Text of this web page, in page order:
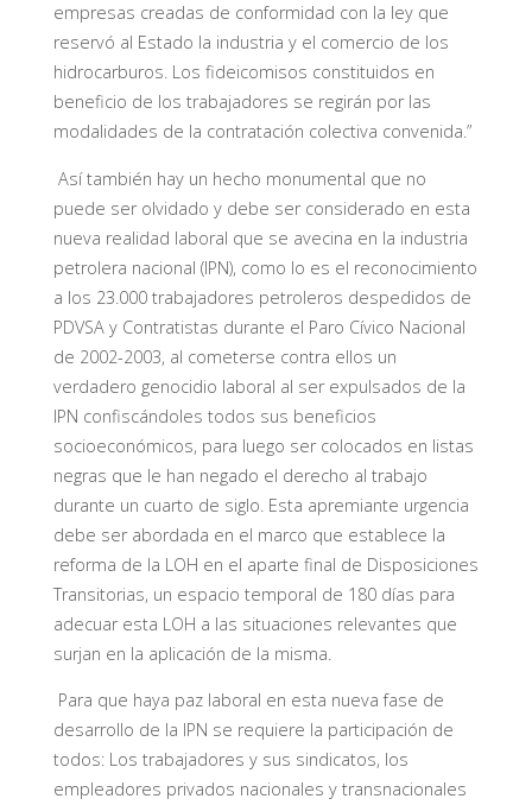
empresas creadas de conformidad con la ley que
reservó al Estado la industria y el comercio de los
hidrocarburos. Los fideicomisos constituidos en
beneficio de los trabajadores se regirán por las
modalidades de la contratación colectiva convenida.”
Así también hay un hecho monumental que no
puede ser olvidado y debe ser considerado en esta
nueva realidad laboral que se avecina en la industria
petrolera nacional (IPN), como lo es el reconocimiento
a los 23.000 trabajadores petroleros despedidos de
PDVSA y Contratistas durante el Paro Cívico Nacional
de 2002-2003, al cometerse contra ellos un
verdadero genocidio laboral al ser expulsados de la
IPN confiscándoles todos sus beneficios
socioeconómicos, para luego ser colocados en listas
negras que le han negado el derecho al trabajo
durante un cuarto de siglo. Esta apremiante urgencia
debe ser abordada en el marco que establece la
reforma de la LOH en el aparte final de Disposiciones
Transitorias, un espacio temporal de 180 días para
adecuar esta LOH a las situaciones relevantes que
surjan en la aplicación de la misma.
Para que haya paz laboral en esta nueva fase de
desarrollo de la IPN se requiere la participación de
todos: Los trabajadores y sus sindicatos, los
empleadores privados nacionales y transnacionales